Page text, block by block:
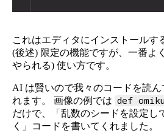
これはエディタにインストールす
(後述) 限定の機能ですが、一番よ
やられる) 使い方です。
AI は賢いので我々のコードを読ん
れます。 画像の例では def
だけで、「乱数のシードを設定し
く」コードを書いてくれました。